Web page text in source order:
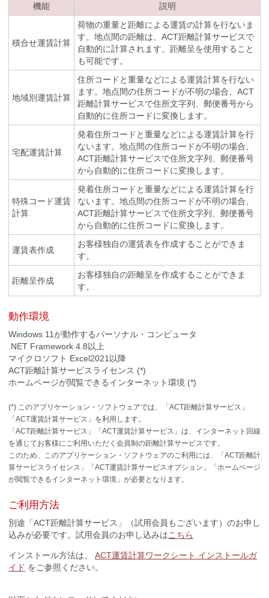
機能 説明
積合せ運賃計算
荷物の重量と距離による運賃の計算を行ないま
す。地点間の距離は、ACT距離計算サービスで
自動的に計算されます。距離呈を使用すること
も可能です。
地域別運賃計算
住所コードと重量などによる運賃計算を行ない
ます。地点間の住所コードが不明の場合、ACT
距離計算サービスで住所文字列、郵便番号から
自動的に住所コードに変換します。
宅配運賃計算
発着住所コードと重量などによる運賃計算を行
ないます。地点間の住所コードが不明の場合、
ACT距離計算サービスで住所文字列、郵便番号
から自動的に住所コードに変換します。
特殊コード運賃
計算
発着住所コードと重量などによる運賃計算を行
ないます。地点間の住所コードが不明の場合、
ACT距離計算サービスで住所文字列、郵便番号
から自動的に住所コードに変換します。
運賃表作成
お客様独自の運賃表を作成することができま
す。
距離呈作成
お客様独自の距離呈を作成することができま
す。
動作環境
Windows 11が動作するパーソナル・コンピュータ
.NET Framework 4.8以上
マイクロソフト Excel2021以降
ACT距離計算サービスライセンス (*)
ホームページが閲覧できるインターネット環境 (*)
(*) このアプリケーション・ソフトウェアでは、「ACT距離計算サービス」
「ACT運賃計算サービス」を利用します。
「ACT距離計算サービス」「ACT運賃計算サービス」は、インターネット回線
を通じてお客様にご利用いただく会員制の距離計算サービスです。
このため、このアプリケーション・ソフトウェアのご利用には、「ACT距離計
算サービスライセンス」「ACT運賃計算サービスオプション」「ホームページ
が閲覧できるインターネット環境」が必要となります。
ご利用方法
別途「ACT距離計算サービス」（試用会員もございます）のお申し
込みが必要です。試用会員のお申し込みはこちら
インストール方法は、
ACT運賃計算ワークシート インストールガ
イド をご参照ください。